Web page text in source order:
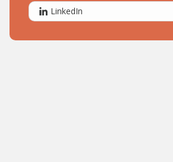
LinkedIn